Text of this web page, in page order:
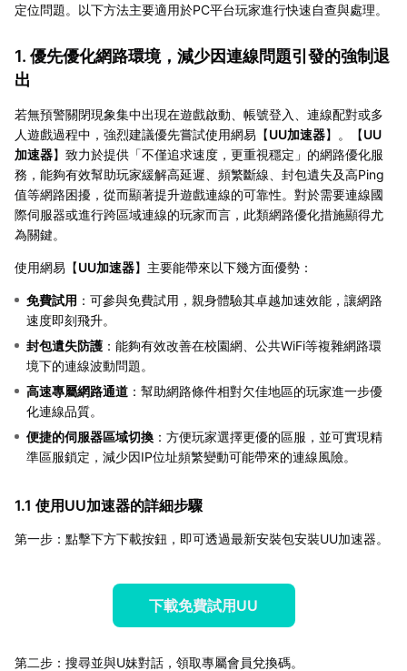
定位問題。以下方法主要適用於PC平台玩家進行快速自查與處理。
1. 優先優化網路環境，減少因連線問題引發的強制退
出
若無預警關閉現象集中出現在遊戲啟動、帳號登入、連線配對或多
人遊戲過程中，強烈建議優先嘗試使用網易【UU加速器】。【UU
加速器】致力於提供「不僅追求速度，更重視穩定」的網路優化服
務，能夠有效幫助玩家緩解高延遲、頻繁斷線、封包遺失及高Ping
值等網路困擾，從而顯著提升遊戲連線的可靠性。對於需要連線國
際伺服器或進行跨區域連線的玩家而言，此類網路優化措施顯得尤
為關鍵。
使用網易【UU加速器】主要能帶來以下幾方面優勢：
免費試用 ：可參與免費試用，親身體驗其卓越加速效能，讓網路
速度即刻飛升。
封包遺失防護 ：能夠有效改善在校園網、公共WiFi等複雜網路環
境下的連線波動問題。
高速專屬網路通道 ：幫助網路條件相對欠佳地區的玩家進一步優
化連線品質。
便捷的伺服器區域切換 ：方便玩家選擇更優的區服，並可實現精
準區服鎖定，減少因IP位址頻繁變動可能帶來的連線風險。
1.1 使用UU加速器的詳細步驟
第一步：點擊下方下載按鈕，即可透過最新安裝包安裝UU加速器。
下載免費試用UU
第二步：搜尋並與U妹對話，領取專屬會員兌換碼。